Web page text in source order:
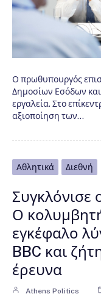
Ο πρωθυπουργός
Δημοσίων Εσόδων
εργαλεία. Στο
αξιοποίηση των…
Αθλητικά Διεθνή
Συγκλόνισε
Ο
εγκέφαλο
BBC και
έρευνα
Athens Politics